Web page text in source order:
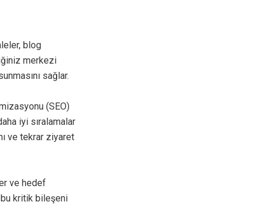
blog
merkezi
sağlar.
(SEO)
iyi sıralamalar
ve tekrar ziyaret
ve hedef
kritik bileşeni